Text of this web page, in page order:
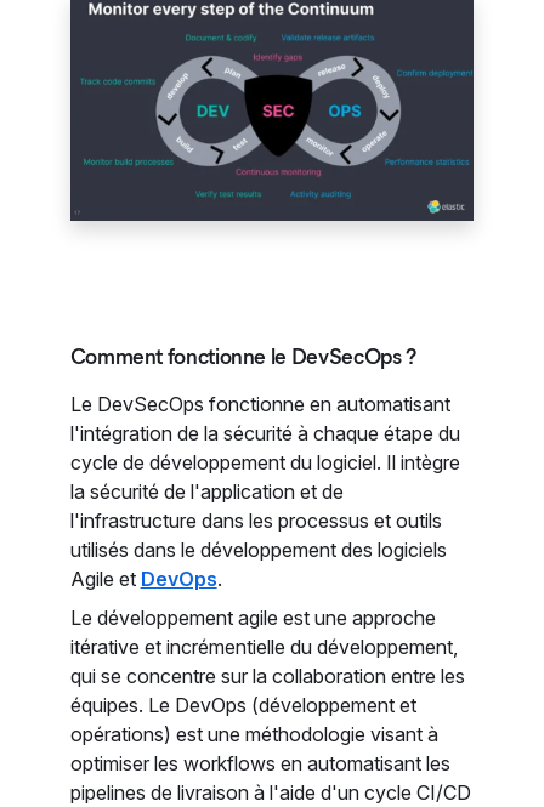
Comment fonctionne le DevSecOps ?
Le DevSecOps fonctionne en automatisant
l'intégration de la sécurité à chaque étape du
cycle de développement du logiciel. Il intègre
la sécurité de l'application et de
l'infrastructure dans les processus et outils
utilisés dans le développement des logiciels
Agile et DevOps.
Le développement agile est une approche
itérative et incrémentielle du développement,
qui se concentre sur la collaboration entre les
équipes. Le DevOps (développement et
opérations) est une méthodologie visant à
optimiser les workflows en automatisant les
pipelines de livraison à l'aide d'un cycle CI/CD